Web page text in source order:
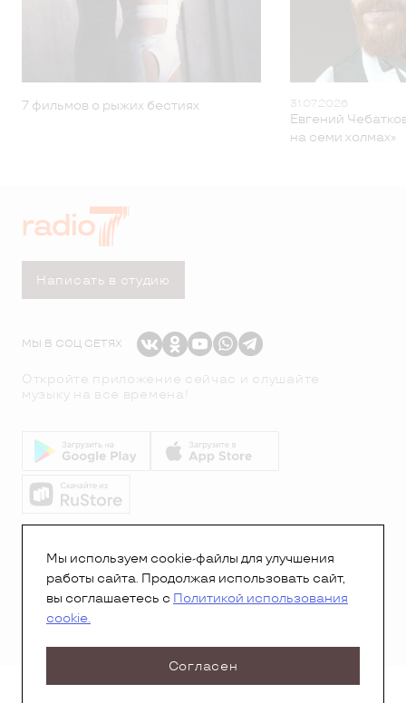
7 фильмов о рыжих бестиях 31.07.2026
Евгений
на семи холмах»
Написать в студию
МЫ В СОЦ СЕТЯХ
Откройте приложение сейчас и слушайте
музыку на все времена!
© Все права защищены.Copyright 2026© Радио 7
Мы используем cookie-файлы для улучшения
работы сайта. Продолжая использовать сайт,
вы соглашаетесь с Политикой использования
cookie.
Согласен